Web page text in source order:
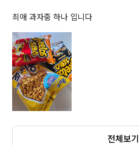
최애 과자중 하나 입니다
전체보기